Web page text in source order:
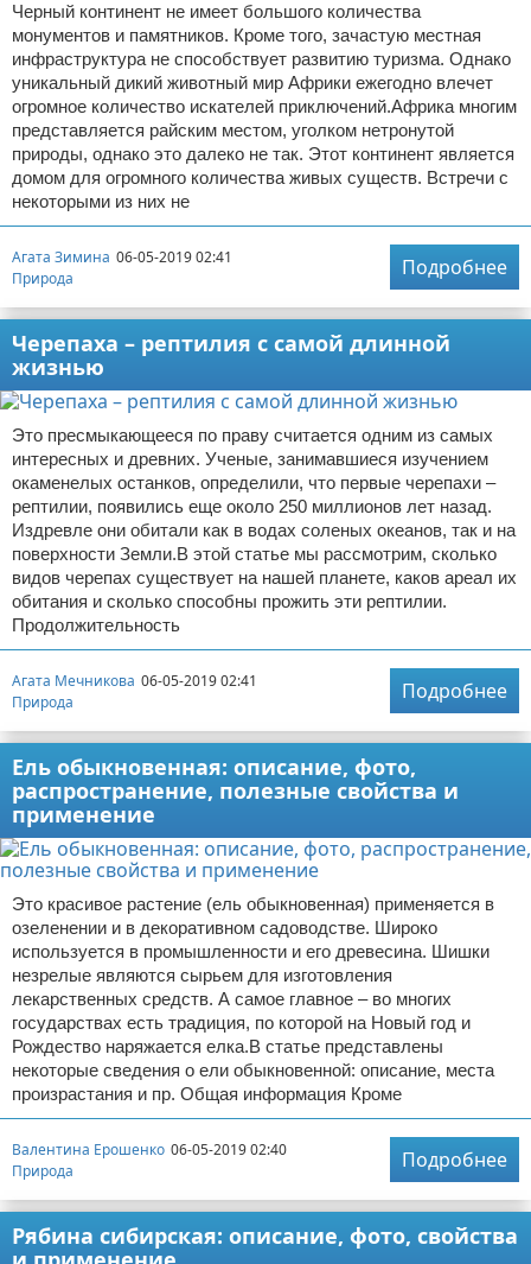
Черный континент не имеет большого количества
монументов и памятников. Кроме того, зачастую местная
инфраструктура не способствует развитию туризма. Однако
уникальный дикий животный мир Африки ежегодно влечет
огромное количество искателей приключений.Африка многим
представляется райским местом, уголком нетронутой
природы, однако это далеко не так. Этот континент является
домом для огромного количества живых существ. Встречи с
некоторыми из них не
Агата Зимина 06-05-2019 02:41
Природа
Подробнее
Черепаха – рептилия с самой длинной
жизнью
Это пресмыкающееся по праву считается одним из самых
интересных и древних. Ученые, занимавшиеся изучением
окаменелых останков, определили, что первые черепахи –
рептилии, появились еще около 250 миллионов лет назад.
Издревле они обитали как в водах соленых океанов, так и на
поверхности Земли.В этой статье мы рассмотрим, сколько
видов черепах существует на нашей планете, каков ареал их
обитания и сколько способны прожить эти рептилии.
Продолжительность
Агата Мечникова 06-05-2019 02:41
Природа
Подробнее
Ель обыкновенная: описание, фото,
распространение, полезные свойства и
применение
Это красивое растение (ель обыкновенная) применяется в
озеленении и в декоративном садоводстве. Широко
используется в промышленности и его древесина. Шишки
незрелые являются сырьем для изготовления
лекарственных средств. А самое главное – во многих
государствах есть традиция, по которой на Новый год и
Рождество наряжается елка.В статье представлены
некоторые сведения о ели обыкновенной: описание, места
произрастания и пр. Общая информация Кроме
Валентина Ерошенко 06-05-2019 02:40
Природа
Подробнее
Рябина сибирская: описание, фото, свойства